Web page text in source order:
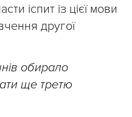
іспит із цієї мови
другої
обирало
ще третю